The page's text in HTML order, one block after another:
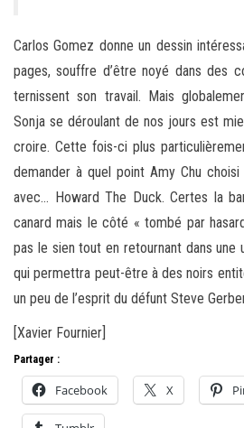
Carlos Gomez donne un dessin
pages, souffre d’être noyé dans des
ternissent son travail. Mais
Sonja se déroulant de nos jours est
croire. Cette fois-ci plus
demander à quel point Amy Chu
avec… Howard The Duck. Certes la
canard mais le côté « tombé par
pas le sien tout en retournant dans une
qui permettra peut-être à des noirs
un peu de l’esprit du défunt Steve
[Xavier Fournier]
Partager :
Facebook X